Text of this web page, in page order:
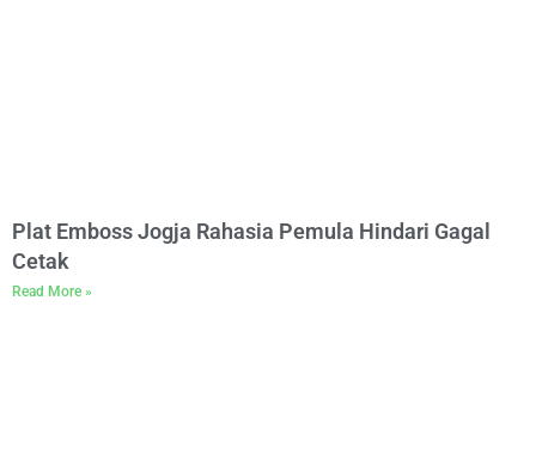
Plat Emboss Jogja Rahasia Pemula Hindari Gagal
Cetak
Read More »